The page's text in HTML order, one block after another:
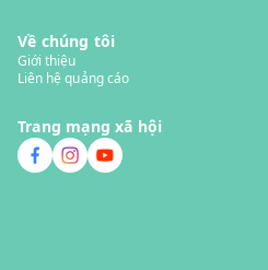
Về chúng tôi
Giới thiệu
Liên hệ quảng cáo
Trang mạng xã hội